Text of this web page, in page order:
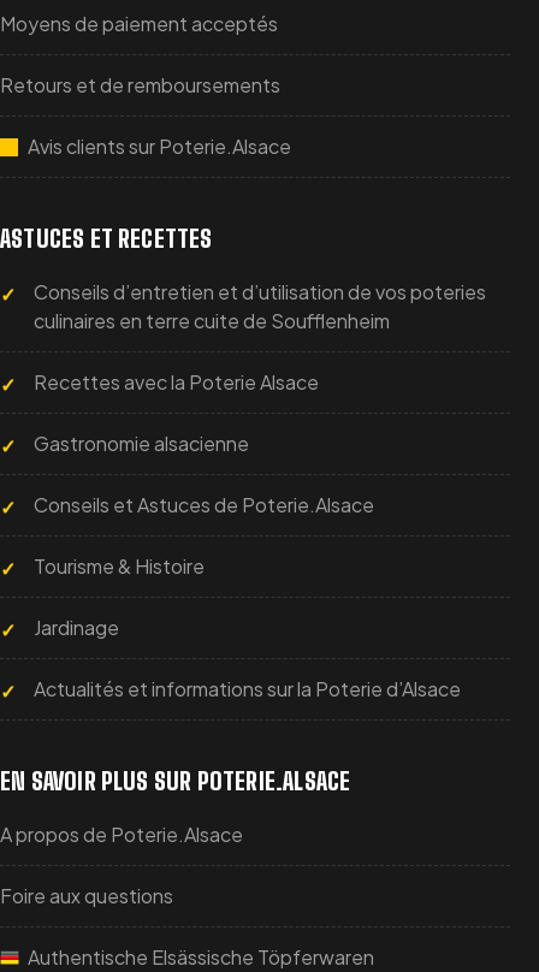
Moyens de paiement acceptés
Retours et de remboursements
Avis clients sur Poterie.Alsace
ASTUCES ET RECETTES
Conseils d’entretien et d’utilisation de vos poteries
culinaires en terre cuite de Soufflenheim
Recettes avec la Poterie Alsace
Gastronomie alsacienne
Conseils et Astuces de Poterie.Alsace
Tourisme & Histoire
Jardinage
Actualités et informations sur la Poterie d’Alsace
EN SAVOIR PLUS SUR POTERIE.ALSACE
A propos de Poterie.Alsace
Foire aux questions
Authentische Elsässische Töpferwaren